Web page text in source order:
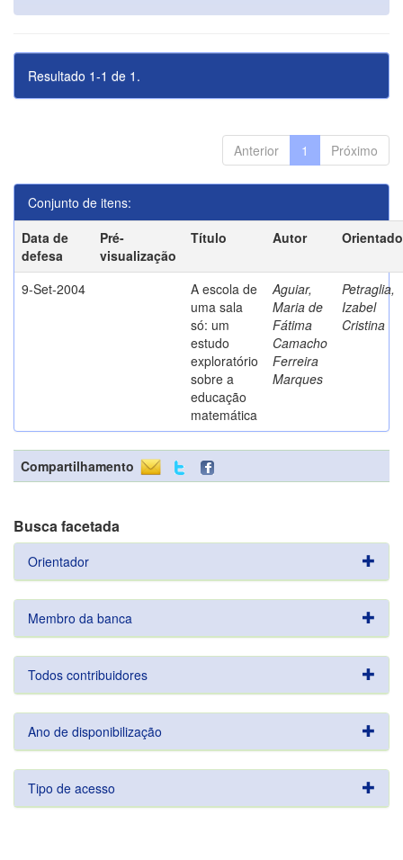
Resultado 1-1 de 1.
Anterior 1 Próximo
Conjunto de itens:
Data de
defesa
Pré-
visualização
Título Autor
9-Set-2004
A escola de
uma sala
só: um
estudo
exploratório
sobre a
educação
matemática
Aguiar,
Maria de
Fátima
Camacho
Ferreira
Marques
Petraglia,
Izabel
Cristina
Compartilhamento
Busca facetada
Orientador
Membro da banca
Todos contribuidores
Ano de disponibilização
Tipo de acesso